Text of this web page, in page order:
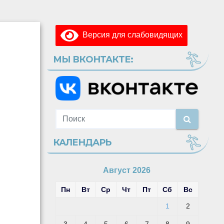
Версия для слабовидящих
МЫ ВКОНТАКТЕ:
КАЛЕНДАРЬ
Август 2026
Пн Вт Ср Чт Пт Сб Вс
1 2